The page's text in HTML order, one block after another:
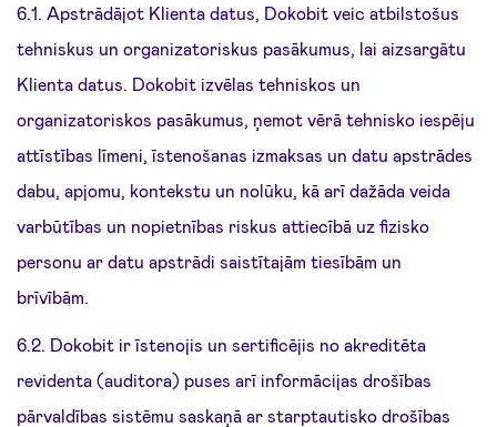
6.1. Apstrādājot Klienta datus, Dokobit veic atbilstošus
tehniskus un organizatoriskus pasākumus, lai aizsargātu
Klienta datus. Dokobit izvēlas tehniskos un
organizatoriskos pasākumus, ņemot vērā tehnisko iespēju
attīstības līmeni, īstenošanas izmaksas un datu apstrādes
dabu, apjomu, kontekstu un nolūku, kā arī dažāda veida
varbūtības un nopietnības riskus attiecībā uz fizisko
personu ar datu apstrādi saistītajām tiesībām un
brīvībām.
6.2. Dokobit ir īstenojis un sertificējis no akreditēta
revidenta (auditora) puses arī informācijas drošības
pārvaldības sistēmu saskaņā ar starptautisko drošības